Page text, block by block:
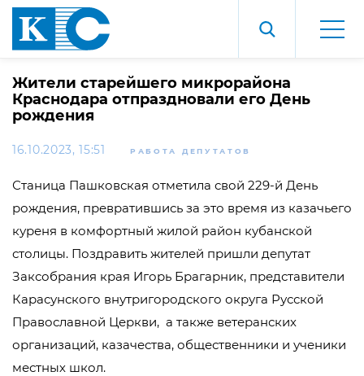
Жители старейшего микрорайона
Краснодара отпраздновали его День
рождения
16.10.2023, 15:51 РАБОТА ДЕПУТАТОВ
Станица Пашковская отметила свой 229-й День
рождения, превратившись за это время из казачьего
куреня в комфортный жилой район кубанской
столицы. Поздравить жителей пришли депутат
Заксобрания края Игорь Брагарник, представители
Карасунского внутригородского округа Русской
Православной Церкви, а также ветеранских
организаций, казачества, общественники и ученики
местных школ.